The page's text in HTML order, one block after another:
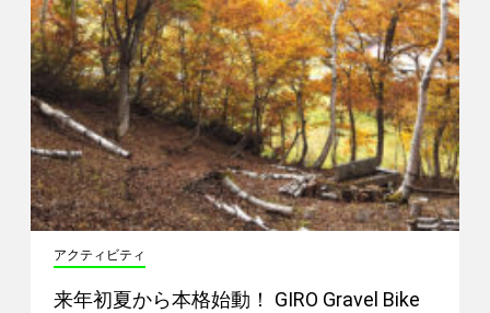
アクティビティ
来年初夏から本格始動！ GIRO Gravel Bike